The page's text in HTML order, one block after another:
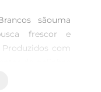
sãouma
frescor e
com